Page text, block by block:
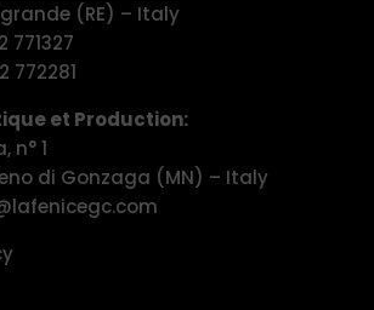
(RE) – Italy
771327
772281
et Production:
n° 1
di Gonzaga (MN) – Italy